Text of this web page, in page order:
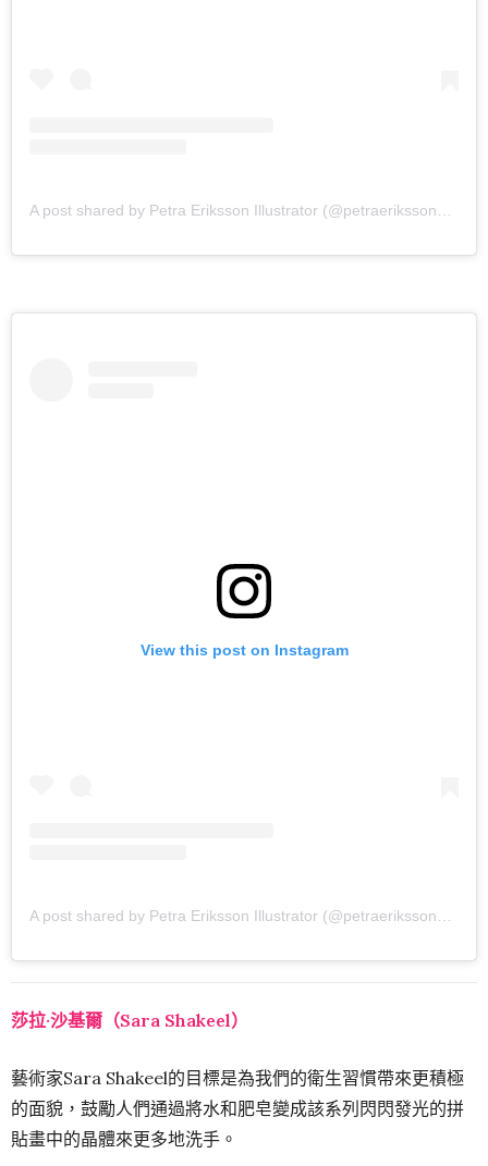
View this post on Instagram
A post shared by Petra Eriksson Illustrator (@petraerikssonstudio)
莎拉·沙基爾（Sara Shakeel）
藝術家Sara Shakeel的目標是為我們的衛生習慣帶來更積極
的面貌，鼓勵人們通過將水和肥皂變成該系列閃閃發光的拼
貼畫中的晶體來更多地洗手。